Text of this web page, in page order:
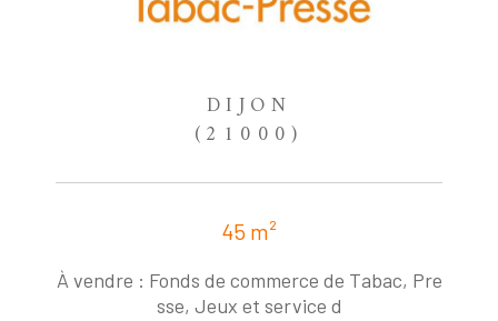
DIJON
(21000)
45 m²
À vendre : Fonds de commerce de Tabac, Pre
sse, Jeux et service d